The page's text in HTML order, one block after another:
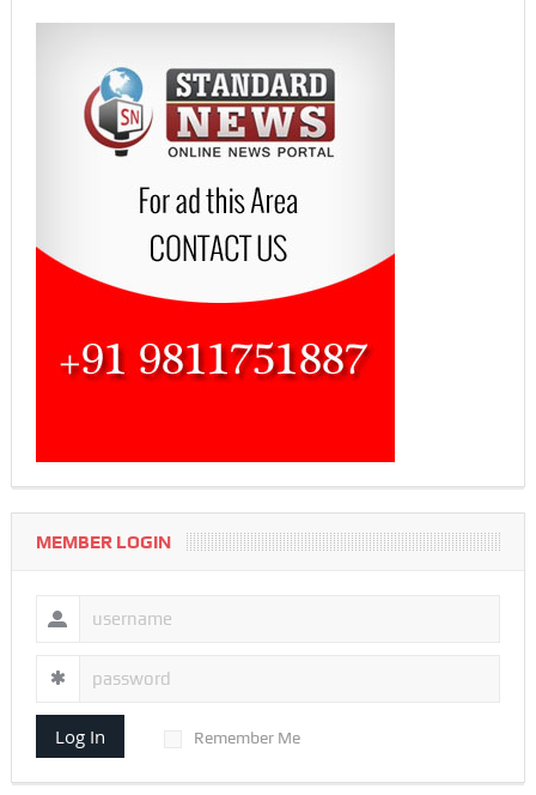
MEMBER LOGIN
Log In Remember Me